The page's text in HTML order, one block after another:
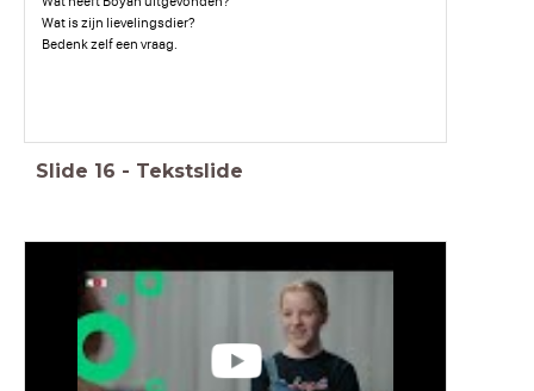
Wat is zijn lievelingsdier?
Bedenk zelf een vraag.
Slide 16 - Tekstslide